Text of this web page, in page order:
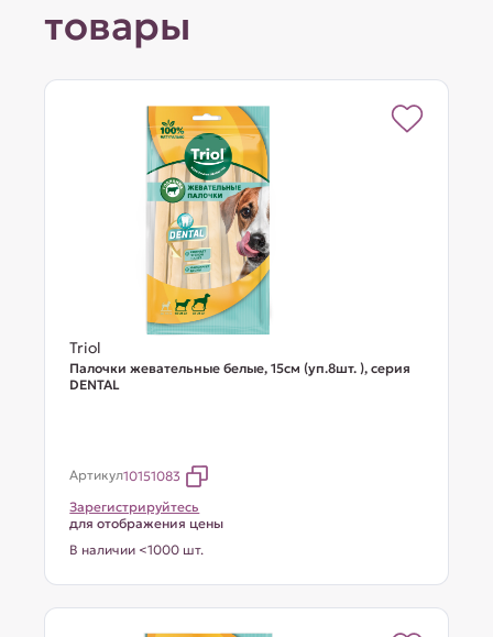
товары
Triol
Палочки жевательные белые, 15см (уп.8шт. ), серия
DENTAL
Артикул10151083
Зарегистрируйтесь
для отображения цены
В наличии <1000 шт.